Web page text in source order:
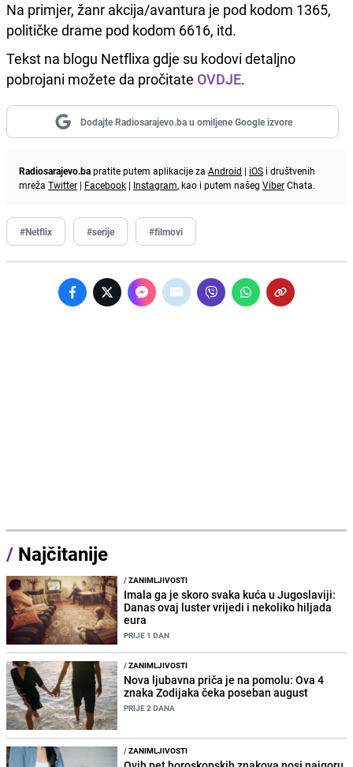
Na primjer, žanr akcija/avantura je pod kodom 1365,
političke drame pod kodom 6616, itd.
Tekst na blogu Netflixa gdje su kodovi detaljno
pobrojani možete da pročitate OVDJE.
Dodajte Radiosarajevo.ba u omiljene Google izvore
Radiosarajevo.bapratite putem aplikacije za Android | iOS i društvenih
mreža Twitter | Facebook | Instagram, kao i putem našeg ViberChata.
#Netflix #serije #filmovi
/ Najčitanije
/ZANIMLJIVOSTI
Imala ga je skoro svaka kuća u Jugoslaviji:
Danas ovaj luster vrijedi i nekoliko hiljada
eura
PRIJE 1 DAN
/ZANIMLJIVOSTI
Nova ljubavna priča je na pomolu: Ova 4
znaka Zodijaka čeka poseban august
PRIJE 2 DANA
/ZANIMLJIVOSTI